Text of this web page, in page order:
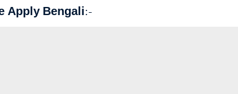
Apply Bengali:-